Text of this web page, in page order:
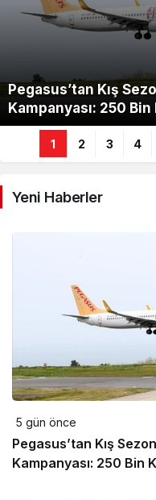
Pegasus’tan Kış
Kampanyası: 250 Bin
Yeni Haberler
5 gün önce
Pegasus’tan Kış
Kampanyası: 250 Bin